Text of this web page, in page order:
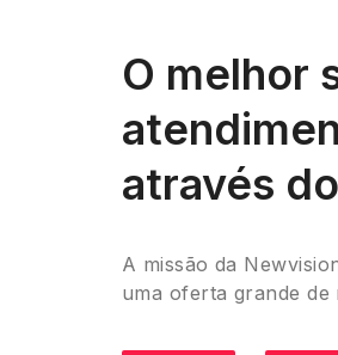
O melhor
através
A missão da
uma oferta grande de